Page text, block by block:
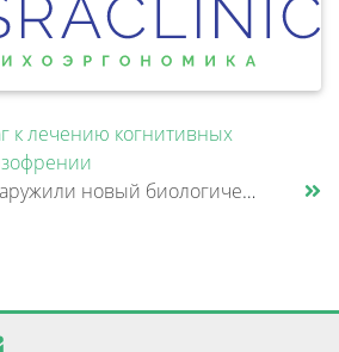
к лечению когнитивных
Исследователи обнаружили новый биологический механизм, который может быть связан с нарушением памяти и внимания при шизо......